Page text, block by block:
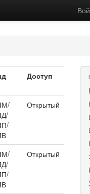
Доступ
Открытый
Открытый